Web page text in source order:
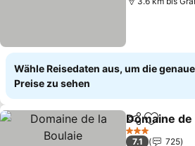
Wähle Reisedaten aus, um die
Preise zu sehen
TeilenZu
Domaine de
3 Sterne
7.1
725